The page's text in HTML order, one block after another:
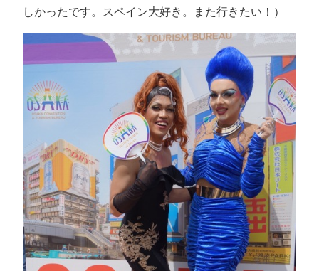
しかったです。スペイン大好き。また行きたい！）